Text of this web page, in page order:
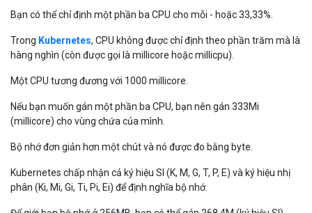
Bạn có thể chỉ định một phần ba CPU cho mỗi - hoặc 33,33%.
Trong Kubernetes, CPU không được chỉ định theo phần trăm mà là
hàng nghìn (còn được gọi là millicore hoặc millicpu).
Một CPU tương đương với 1000 millicore.
Nếu bạn muốn gán một phần ba CPU, bạn nên gán 333Mi
(millicore) cho vùng chứa của mình.
Bộ nhớ đơn giản hơn một chút và nó được đo bằng byte.
Kubernetes chấp nhận cả ký hiệu SI (K, M, G, T, P, E) và ký hiệu nhị
phân (Ki, Mi, Gi, Ti, Pi, Ei) để định nghĩa bộ nhớ.